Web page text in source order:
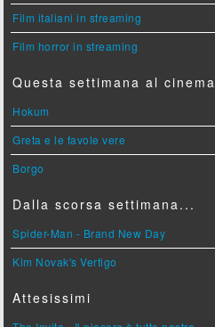
Film italiani in streaming
Film horror in streaming
Questa settimana al cinema
Hokum
Greta e le favole vere
Borgo
Dalla scorsa settimana...
Spider-Man - Brand New Day
Kim Novak's Vertigo
Attesissimi